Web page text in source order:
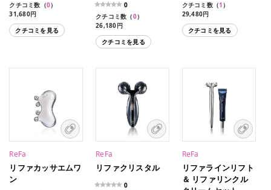
クチコミ数（0）
31,680円
クチコミを見る
0
クチコミ数（0）
26,180円
クチコミを見る
クチコミ数（1 ）
29,480円
クチコミを見る
ReFa
リファカッサエムワ
ン
ReFa
リファクリスタル
0
ReFa
リファラインリフト
＆ リファリンクル